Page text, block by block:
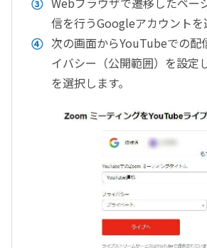
信を行うGoogleアカウントを
次の画面からYouTubeでの配
イバシー（公開範囲）を設定
を選択します。